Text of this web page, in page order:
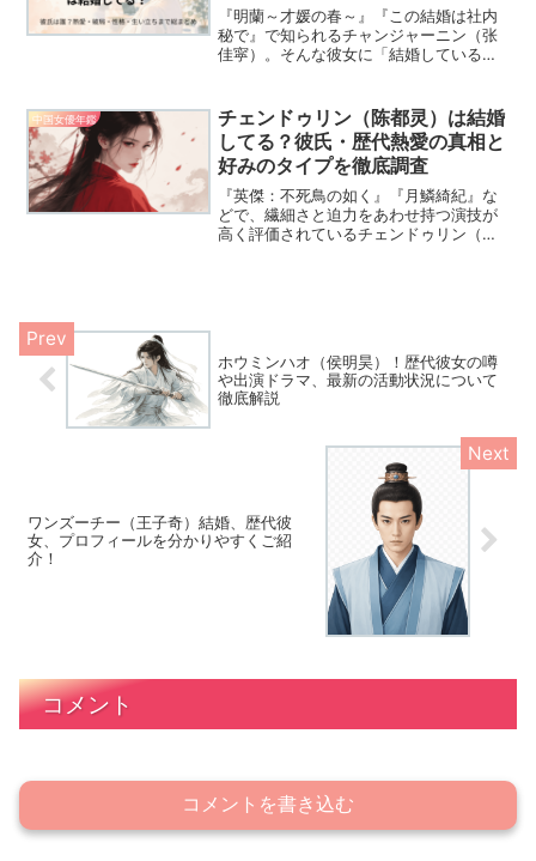
『明蘭～才媛の春～』『この結婚は社内
秘で』で知られるチャンジャーニン（张
佳寜）。そんな彼女に「結婚している
愛が報じられ、なかには“結婚目前”とも
言われた恋もありました。...
中国女優年鑑
チェンドゥリン（陈都灵）は結婚
してる？彼氏・歴代熱愛の真相と
好みのタイプを徹底調査
『英傑：不死鳥の如く』『月鱗綺紀』な
どで、繊細さと迫力をあわせ持つ演技が
高く評価されているチェンドゥリン（陈
ホウミンハオ（侯明昊）！歴代彼女の噂
や出演ドラマ、最新の活動状況について
徹底解説
ワンズーチー（王子奇）結婚、歴代彼
女、プロフィールを分かりやすくご紹
介！
コメント
コメントを書き込む